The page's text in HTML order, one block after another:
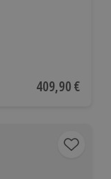
Aktueller Preis
409,90 €